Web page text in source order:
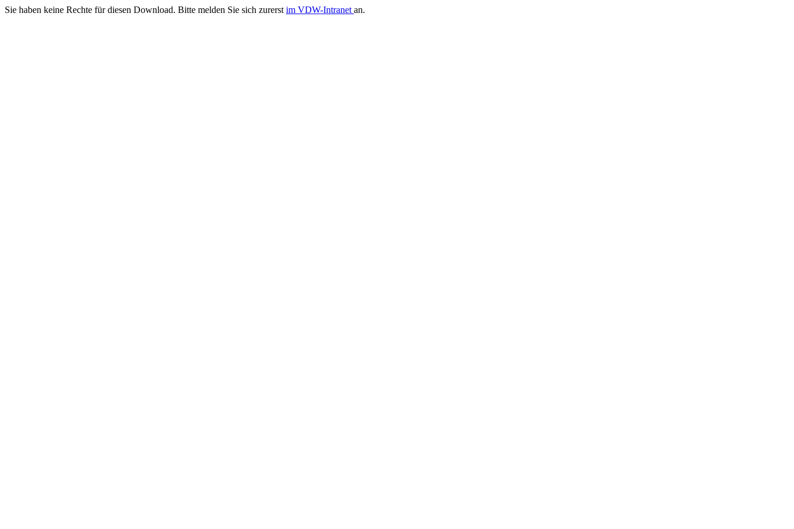
Sie haben keine Rechte für diesen Download. Bitte melden Sie sich zurerst im VDW-Intranet an.